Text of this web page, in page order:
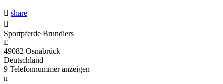
 share

Sportpferde Brundiers
E
49082 Osnabrück
Deutschland
9 Telefonnummer anzeigen
n